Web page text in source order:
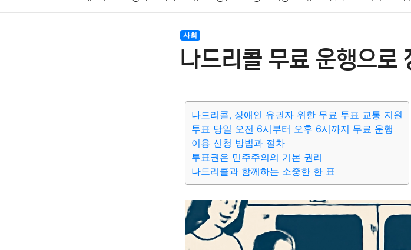
결혼 육아
기술 종교 사회 정치 건강 의료 의학 경제
사회
나드리콜 무료 운행으로
나드리콜, 장애인 유권자 위한 무료 투표 교통 지원
투표 당일 오전 6시부터 오후 6시까지 무료 운행
이용 신청 방법과 절차
투표권은 민주주의의 기본 권리
나드리콜과 함께하는 소중한 한 표